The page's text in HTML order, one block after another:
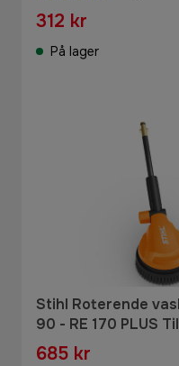
312 kr
På lager
Stihl Roterende
90 - RE 170 PLUS
høytrykksvasker
685 kr